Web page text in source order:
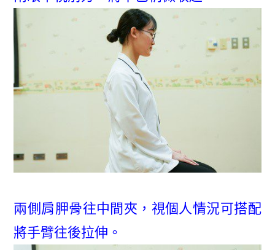
兩側肩胛骨往中間夾，視個人情況可搭配
將手臂往後拉伸。